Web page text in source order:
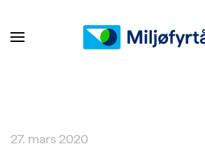
27. mars 2020